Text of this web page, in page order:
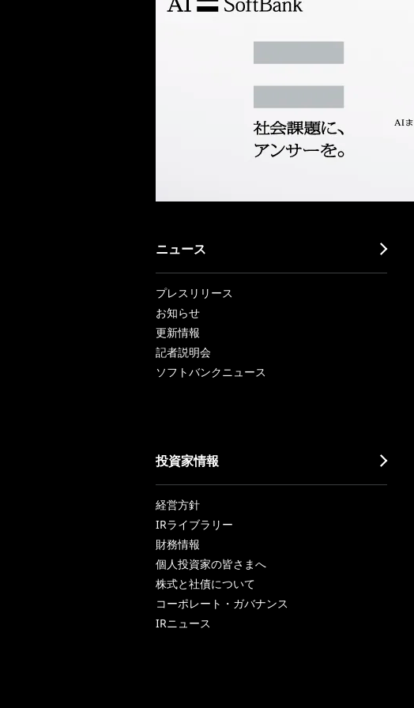
ニュース
プレスリリース
お知らせ
更新情報
記者説明会
ソフトバンクニュース
投資家情報
経営方針
IRライブラリー
財務情報
個人投資家の皆さまへ
株式と社債について
コーポレート・ガバナンス
IRニュース